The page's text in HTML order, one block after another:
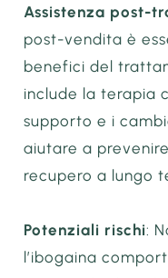
Assistenza post-
post-vendita è
benefici del
include la terapia
supporto e i
aiutare a
recupero a lungo
Potenziali rischi:
l’ibogaina